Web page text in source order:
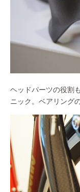
ヘッドパーツの役割
ニック。ベアリング